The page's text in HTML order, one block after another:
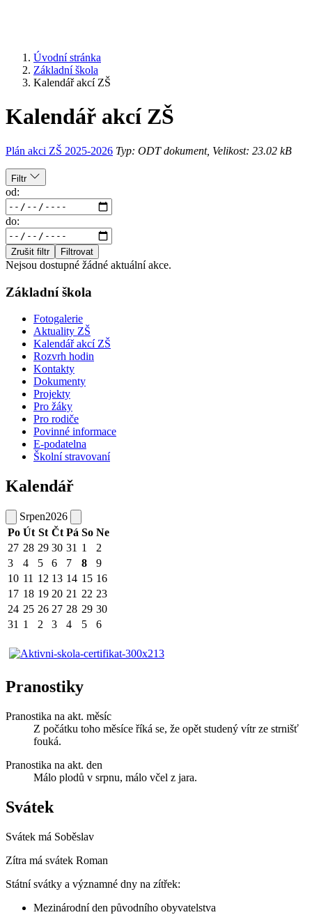
Úvodní stránka
Základní škola
Kalendář akcí ZŠ
Kalendář akcí ZŠ
Plán akci ZŠ 2025-2026 Typ: ODT dokument, Velikost: 23.02 kB
Filtr
od:
do:
Zrušit filtr Filtrovat
Nejsou dostupné žádné aktuální akce.
Základní škola
Fotogalerie
Aktuality ZŠ
Kalendář akcí ZŠ
Rozvrh hodin
Kontakty
Dokumenty
Projekty
Pro žáky
Pro rodiče
Povinné informace
E-podatelna
Školní stravovaní
Kalendář
Srpen2026
Po Út St Čt Pá So Ne
27 28 29 30 31 1
2
3
4 5 6 7 8
9
10 11 12 13 14 15 16
17 18 19 20 21 22 23
24 25 26 27 28 29 30
31 1 2 3 4 5 6
Pranostiky
Pranostika na akt. měsíc
Z počátku toho měsíce říká se, že opět studený vítr ze strnišť
fouká.
Pranostika na akt. den
Málo plodů v srpnu, málo včel z jara.
Svátek
Svátek má Soběslav
Zítra má svátek Roman
Státní svátky a významné dny na zítřek:
Mezinárodní den původního obyvatelstva